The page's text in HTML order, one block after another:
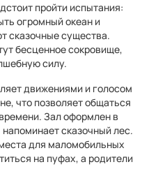
пройти испытания:
огромный океан и
сказочные существа.
бесценное сокровище,
силу.
движениями и голосом
что позволяет общаться
Зал оформлен в
сказочный лес.
для маломобильных
на пуфах, а родители